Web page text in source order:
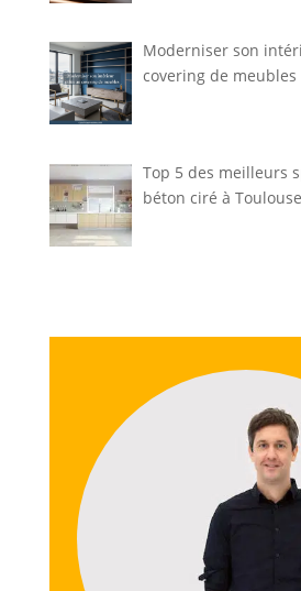
Moderniser son
covering de meubles
Top 5 des meilleurs
béton ciré à Toulouse